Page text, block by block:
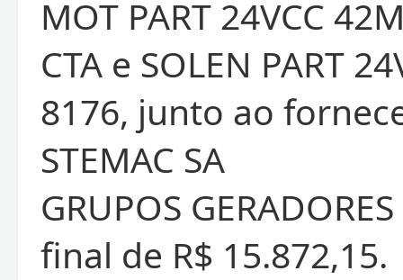
MOT PART 24VCC
CTA e SOLEN PART
8176, junto ao
STEMAC SA
GRUPOS
final de R$ 15.872,15.